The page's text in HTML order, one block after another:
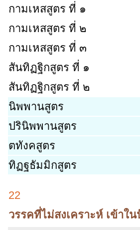
กามเหสสูตร ที่ ๑
กามเหสสูตร ที่ ๒
กามเหสสูตร ที่ ๓
สันทิฏฐิกสูตร ที่ ๑
สันทิฏฐิกสูตร ที่ ๒
นิพพานสูตร
ปรินิพพานสูตร
ตทังคสูตร
ทิฏฐธัมมิกสูตร
22
วรรคที่ไม่สงเคราะห์ เข้าใ